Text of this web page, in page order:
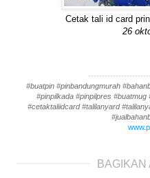
Cetak tali id card
26
#buatpin #pinbandungmurah
#pinpilkada #pinpilpres
#cetaktaliidcard #talilanyard
BAGIKAN